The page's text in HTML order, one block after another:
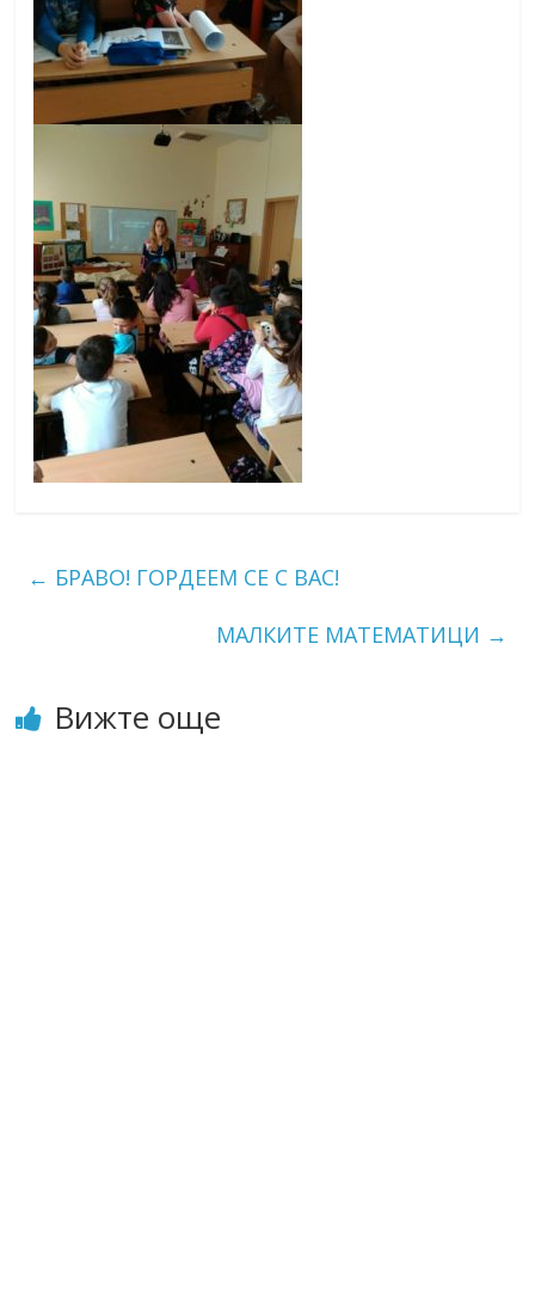
← БРАВО! ГОРДЕЕМ СЕ С ВАС!
МАЛКИТЕ МАТЕМАТИЦИ →
Вижте още